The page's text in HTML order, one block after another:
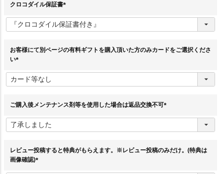
クロコダイル保証書
必
須
お客様にて別ページの有料ギフトを購入頂いた方のみカードをご選択くださ
い
必
須
ご購入後メンテナンス剤等を使用した場合は返品交換不可
須
レビュー投稿すると特典がもらえます。※レビュー投稿のみだけ。(特典は
画像確認)